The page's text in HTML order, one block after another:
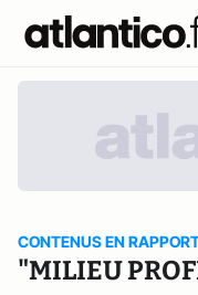
CONTENUS EN
"MILIEU